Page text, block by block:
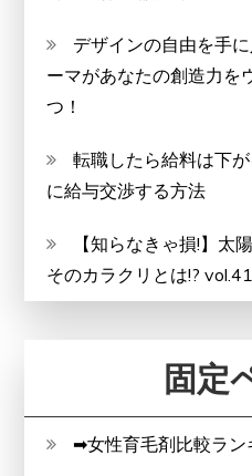
デザインの自由を手
ーマがあなたの創造力を
つ！
転職したら給料は下
に給与交渉する方法
【知らなきゃ損!】太
そのカラクリとは!? vol.41
固定
➡女性育毛剤比較ラン